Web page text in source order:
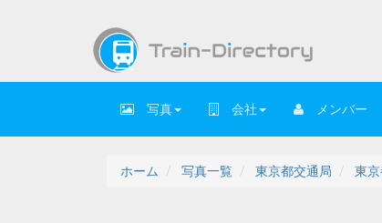
写真 会社 メンバー
ホーム 写真一覧 東京都交通局 東